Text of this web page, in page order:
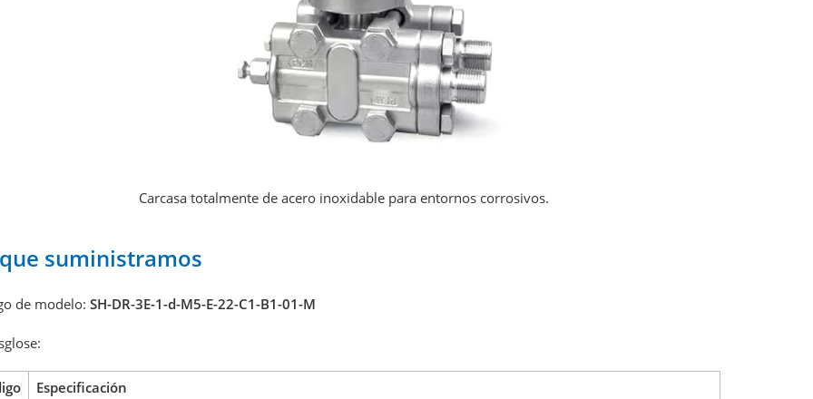
Carcasa totalmente de acero inoxidable para entornos corrosivos.
suministramos
de modelo: SH-DR-3E-1-d-M5-E-22-C1-B1-01-M
Especificación